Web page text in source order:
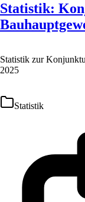
Statistik:
Statistik zur
2025
Statistik